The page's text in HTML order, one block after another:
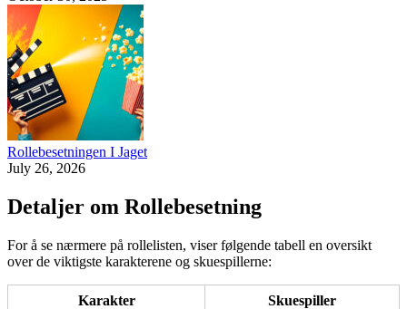
Rollebesetningen I Jaget
July 26, 2026
Detaljer om Rollebesetning
For å se nærmere på rollelisten, viser følgende tabell en oversikt
over de viktigste karakterene og skuespillerne:
Karakter Skuespiller